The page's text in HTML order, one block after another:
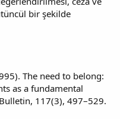
bir şekilde
The need to belong:
as a fundamental
117(3), 497–529.